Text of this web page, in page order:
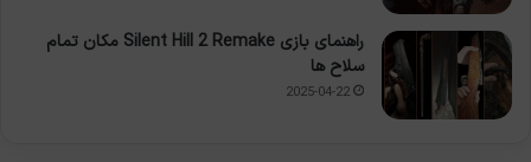
راهنمای بازی Silent Hill 2 Remake مکان تمام
سلاح ها
2025-04-22